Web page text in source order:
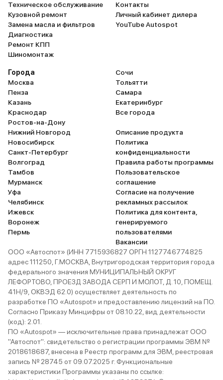
Техническое обслуживание
Кузовной ремонт
Замена масла и фильтров
Диагностика
Ремонт КПП
Шиномонтаж
Контакты
Личный кабинет дилера
YouTube Autospot
Города
Москва
Пенза
Казань
Краснодар
Ростов-на-Дону
Нижний Новгород
Новосибирск
Санкт-Петербург
Волгоград
Тамбов
Мурманск
Уфа
Челябинск
Ижевск
Воронеж
Пермь
Сочи
Тольятти
Самара
Екатеринбург
Все города
Описание продукта
Политика
конфиденциальности
Правила работы программы
Пользовательское
соглашение
Согласие на получение
рекламных рассылок
Политика для контента,
генерируемого
пользователями
Вакансии
ООО «Автоспот» (ИНН 7715936827 ОРГН 1127746774825
адрес 111250, Г.МОСКВА, Внутригородская территория города
федерального значения МУНИЦИПАЛЬНЫЙ ОКРУГ
ЛЕФОРТОВО, ПРОЕЗД ЗАВОДА СЕРП И МОЛОТ, Д. 10, ПОМЕЩ.
41Н/9, ОКВЭД 62.0) осуществляет деятельность по
разработке ПО «Autospot» и предоставлению лицензий на ПО.
Согласно Приказу Минцифры от 08.10.22, вид деятельности
(код): 2.01.
ПО «Autospot» — исключительные права принадлежат ООО
"Автоспот": свидетельство о регистрации программы ЭВМ №
2018618687, внесена в Реестр программ для ЭВМ, реестровая
запись № 28745 от 09.07.2025 г. Функциональные
характеристики Программы указаны по ссылке: